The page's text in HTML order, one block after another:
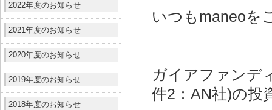
2022年度のお知らせ
2021年度のお知らせ
2020年度のお知らせ
2019年度のお知らせ
2018年度のお知らせ
いつもmaneoを
ガイアファンデ
件2：AN社)の投